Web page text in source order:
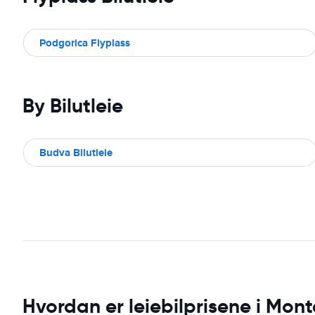
Podgorica Flyplass
By Bilutleie
Budva Bilutleie
Hvordan er leiebilprisene i